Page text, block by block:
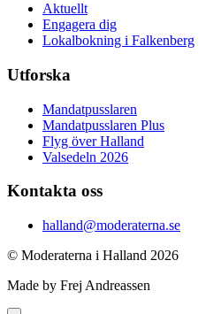
Aktuellt
Engagera dig
Lokalbokning i Falkenberg
Utforska
Mandatpusslaren
Mandatpusslaren Plus
Flyg över Halland
Valsedeln 2026
Kontakta oss
halland@moderaterna.se
© Moderaterna i Halland 2026
Made by Frej Andreassen